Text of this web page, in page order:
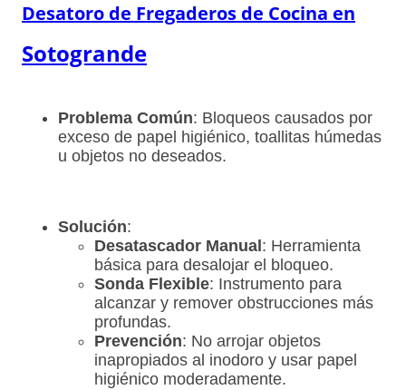
Desatoro de Fregaderos de Cocina en
Sotogrande
Problema Común: Bloqueos causados por
exceso de papel higiénico, toallitas húmedas
u objetos no deseados.
Solución:
Desatascador Manual : Herramienta
básica para desalojar el bloqueo.
Sonda Flexible: Instrumento para
alcanzar y remover obstrucciones más
profundas.
Prevención: No arrojar objetos
inapropiados al inodoro y usar papel
higiénico moderadamente.